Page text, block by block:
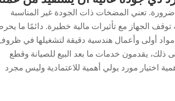
تعني المضخات ذات الجودة غير المناسبة
توقف الجهاز مع تأثيرات مالية خطيرة. دائمًا ما
مواد أولى وأعمال هندسية دقيقة لتشغيلها في
ذلك، يقدمون خدمات ما بعد البيع للصيانة وقطع
اختيار مورد يولي أهمية للاعتمادية وليس مجرد